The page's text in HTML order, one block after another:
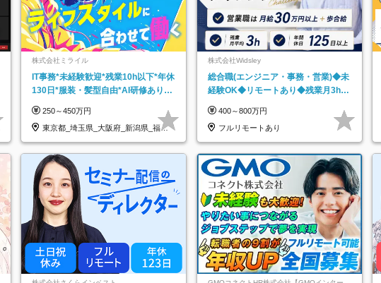
株式会社ミライル
IT事務*未経験歓迎*残業10h以下*年休
130日*服装・髪型自由*AI研修あり*
250～450万円
東京都_埼玉県_大阪府_新潟県_福岡
県
株式会社Widsley
総合職(エンジニア・事務・営業)◆未
経験OK◆リモートあり◆残業月3h◆
400～800万円
フルリモートあり